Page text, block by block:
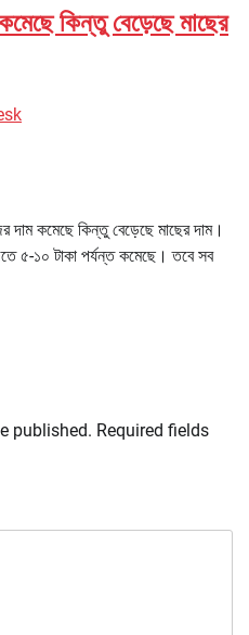
কিন্তু বেড়েছে মাছের
দাম কমেছে কিন্তু বেড়েছে মাছের দাম।
৫-১০ টাকা পর্যন্ত কমেছে। তবে সব
published. Required fields